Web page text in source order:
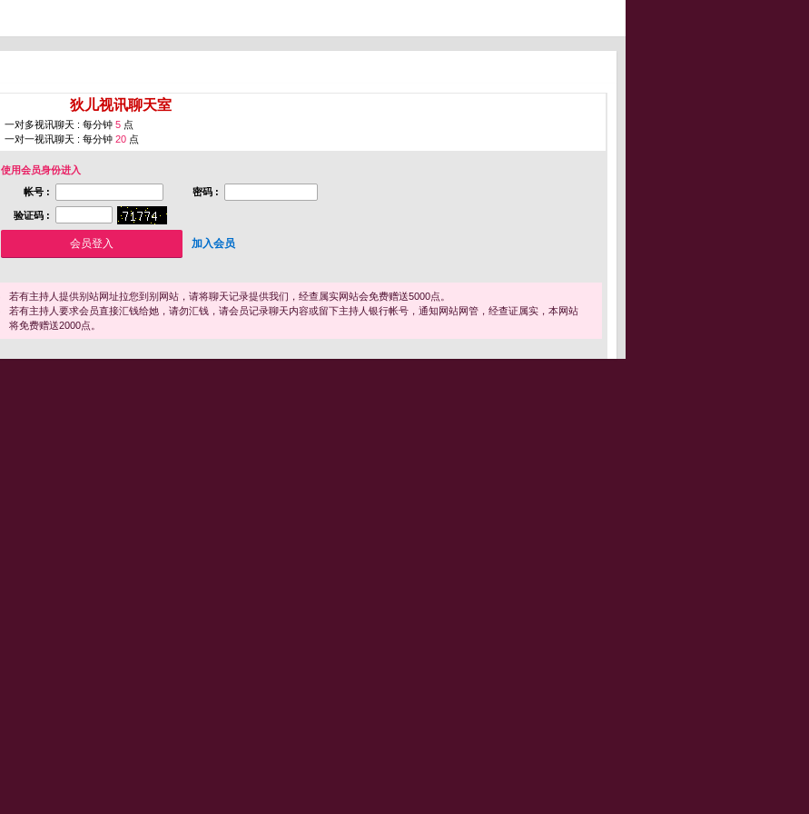
狄儿视讯聊天室
一对多视讯聊天 : 每分钟 5 点
一对一视讯聊天 : 每分钟 20 点
使用会员身份进入
帐号 :
密码 :
验证码 :
加入会员
若有主持人提供别站网址拉您到别网站，请将聊天记录提供我们，经查属实网站会免费赠送5000点。
若有主持人要求会员直接汇钱给她，请勿汇钱，请会员记录聊天内容或留下主持人银行帐号，通知网站网管，经查证属实，本网站
将免费赠送2000点。